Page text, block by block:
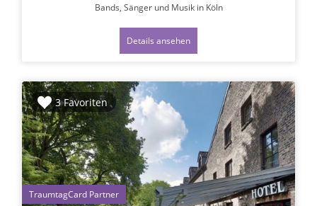
Bands, Sänger und Musik in Köln
Details ansehen
3 Favoriten
1